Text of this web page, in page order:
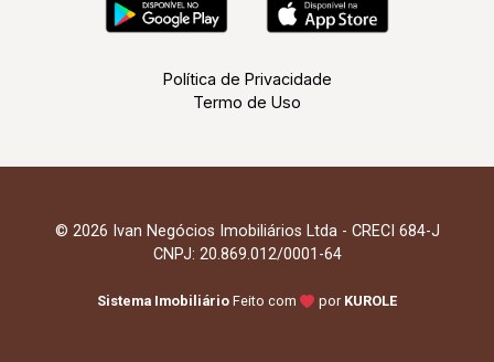
Política de Privacidade
Termo de Uso
© 2026 Ivan Negócios Imobiliários Ltda - CRECI 684-J
CNPJ: 20.869.012/0001-64
Sistema Imobiliário Feito com por KUROLE